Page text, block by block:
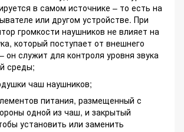
в самом источнике – то есть на
или другом устройстве. При
громкости наушников не влияет на
который поступает от внешнего
он служит для контроля уровня звука
среды;
чаш наушников;
питания, размещенный с
одной из чаш, и закрытый
установить или заменить